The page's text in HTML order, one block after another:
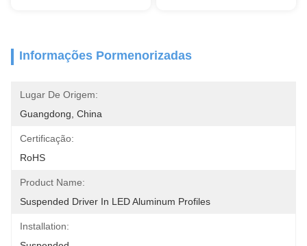
Informações Pormenorizadas
Lugar De Origem:
Guangdong, China
Certificação:
RoHS
Product Name:
Suspended Driver In LED Aluminum Profiles
Installation: